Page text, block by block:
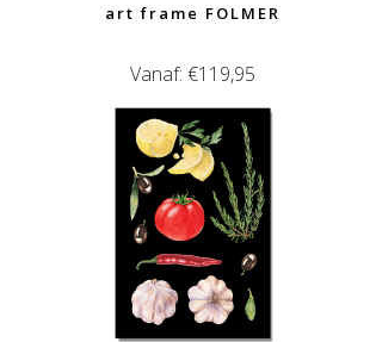
art frame FOLMER
Vanaf: €119,95